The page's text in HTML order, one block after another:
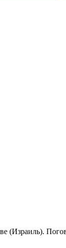
(Израиль).